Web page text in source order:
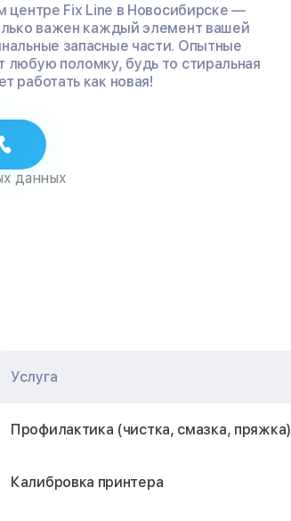
центре Fix Line в Новосибирске —
важен каждый элемент вашей
запасные части. Опытные
любую поломку, будь то стиральная
работать как новая!
данных
Услуга
Профилактика (чистка, смазка, пряжка)
Калибровка принтера